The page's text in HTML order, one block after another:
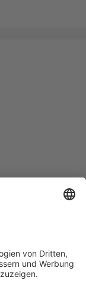
im
an und
Planung